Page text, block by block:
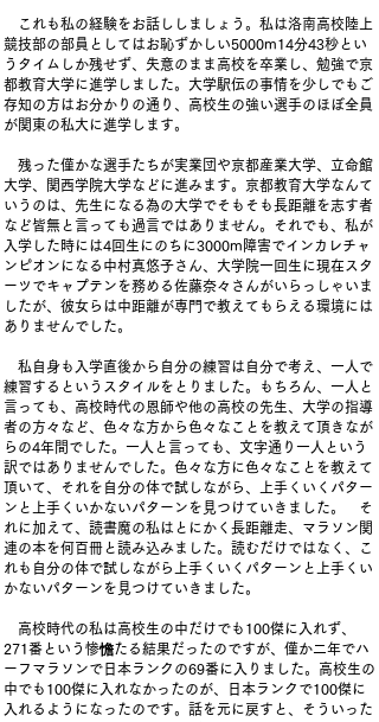
これも私の経験をお話ししましょう。私は洛南高校陸上
競技部の部員としてはお恥ずかしい5000m14分43秒とい
うタイムしか残せず、失意のまま高校を卒業し、勉強で京
都教育大学に進学しました。大学駅伝の事情を少しでもご
存知の方はお分かりの通り、高校生の強い選手のほぼ全員
が関東の私大に進学します。
残った僅かな選手たちが実業団や京都産業大学、立命館
大学、関西学院大学などに進みます。京都教育大学なんて
いうのは、先生になる為の大学でそもそも長距離を志す者
など皆無と言っても過言ではありません。それでも、私が
入学した時には4回生にのちに3000m障害でインカレチャ
ンピオンになる中村真悠子さん、大学院一回生に現在スタ
ーツでキャプテンを務める佐藤奈々さんがいらっしゃいま
したが、彼女らは中距離が専門で教えてもらえる環境には
ありませんでした。
私自身も入学直後から自分の練習は自分で考え、一人で
練習するというスタイルをとりました。もちろん、一人と
言っても、高校時代の恩師や他の高校の先生、大学の指導
者の方々など、色々な方から色々なことを教えて頂きなが
らの4年間でした。一人と言っても、文字通り一人という
訳ではありませんでした。色々な方に色々なことを教えて
頂いて、それを自分の体で試しながら、上手くいくパター
ンと上手くいかないパターンを見つけていきました。 そ
れに加えて、読書魔の私はとにかく長距離走、マラソン関
連の本を何百冊と読み込みました。読むだけではなく、こ
れも自分の体で試しながら上手くいくパターンと上手くい
かないパターンを見つけていきました。
高校時代の私は高校生の中だけでも100傑に入れず、
271番という惨憺たる結果だったのですが、僅か二年でハ
ーフマラソンで日本ランクの69番に入りました。高校生の
中でも100傑に入れなかったのが、日本ランクで100傑に
入れるようになったのです。話を元に戻すと、そういった